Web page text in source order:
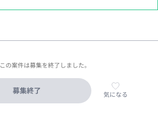
この案件は募集を終了しました。
募集終了 気になる